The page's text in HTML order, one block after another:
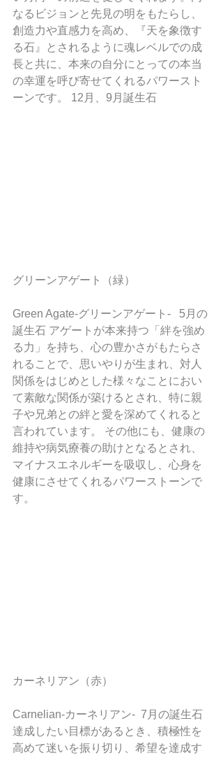
なるビジョンと先見の明をもたらし、
創造力や直感力を高め、『天を象徴す
る石』とされるように魂レベルでの成
長と共に、本来の自分にとっての本当
の幸運を呼び寄せてくれるパワースト
ーンです。 12月、9月誕生石
グリーンアゲート（緑）
Green Agate-グリーンアゲート-   5月の
誕生石 アゲートが本来持つ「絆を強め
る力」を持ち、心の豊かさがもたらさ
れることで、思いやりが生まれ、対人
関係をはじめとした様々なことにおい
て素敵な関係が築けるとされ、特に親
子や兄弟との絆と愛を深めてくれると
言われています。 その他にも、健康の
維持や病気療養の助けとなるとされ、
マイナスエネルギーを吸収し、心身を
健康にさせてくれるパワーストーンで
す。
カーネリアン（赤）
Carnelian-カーネリアン-  7月の誕生石
達成したい目標があるとき、積極性を
高めて迷いを振り切り、希望を達成す